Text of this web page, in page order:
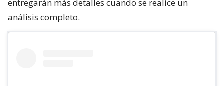
entregarán más detalles cuando se realice un
análisis completo.